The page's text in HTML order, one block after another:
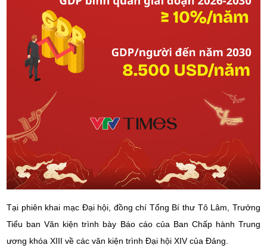
Tại phiên khai mạc Đại hội, đồng chí Tổng Bí thư Tô Lâm, Trưởng
Tiểu ban Văn kiện trình bày Báo cáo của Ban Chấp hành Trung
ương khóa XIII về các văn kiện trình Đại hội XIV của Đảng.